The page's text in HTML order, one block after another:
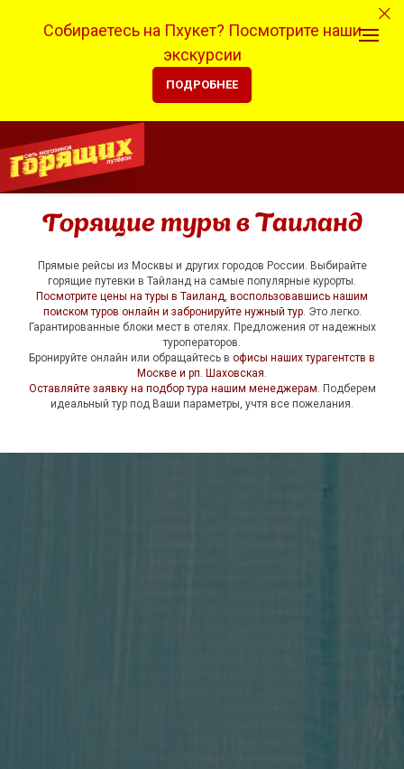
Собираетесь на Пхукет? Посмотрите наши
экскурсии
ПОДРОБНЕЕ
Горящие туры в Таиланд
Прямые рейсы из Москвы и других городов России. Выбирайте
горящие путевки в Тайланд на самые популярные курорты.
Посмотрите цены на туры в Таиланд, воспользовавшись нашим
поиском туров онлайн и забронируйте нужный тур. Это легко.
Гарантированные блоки мест в отелях. Предложения от надежных
туроператоров.
Бронируйте онлайн или обращайтесь в офисы наших турагентств в
Москве и рп. Шаховская.
Оставляйте заявку на подбор тура нашим менеджерам. Подберем
идеальный тур под Ваши параметры, учтя все пожелания.